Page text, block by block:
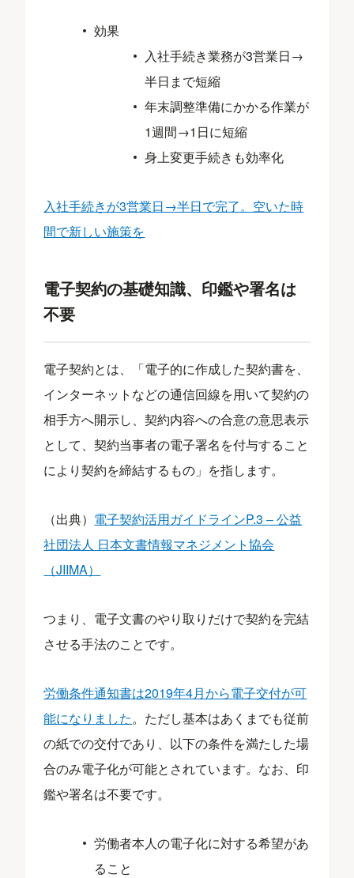
効果
入社手続き業務が3営業日→
半日まで短縮
年末調整準備にかかる作業が
1週間→1日に短縮
身上変更手続きも効率化​
入社手続きが3営業日→半日で完了。空いた時
間で新しい施策を
電子契約の基礎知識、印鑑や署名は
不要
電子契約とは、「電子的に作成した契約書を、
インターネットなどの通信回線を用いて契約の
相手方へ開示し、契約内容への合意の意思表示
として、契約当事者の電子署名を付与すること
により契約を締結するもの」を指します。
（出典） 電子契約活用ガイドラインP.3 – 公益
社団法人 日本文書情報マネジメント協会
（JIIMA）
つまり、電子文書のやり取りだけで契約を完結
させる手法のことです。
労働条件通知書は2019年4月から電子交付が可
能になりました。ただし基本はあくまでも従前
の紙での交付であり、以下の条件を満たした場
合のみ電子化が可能とされています。なお、印
鑑や署名は不要です。
労働者本人の電子化に対する希望があ
ること